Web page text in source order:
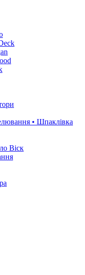
• Шпаклівка
Віск